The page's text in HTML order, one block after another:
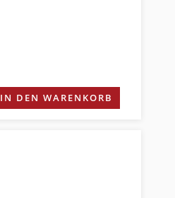
IN DEN WARENKORB